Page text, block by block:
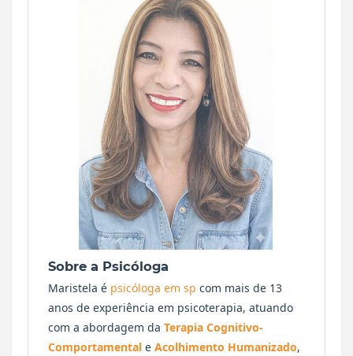
Sobre a Psicóloga
Maristela é psicóloga em sp com mais de 13
anos de experiência em psicoterapia, atuando
com a abordagem da Terapia Cognitivo-
Comportamental e Acolhimento Humanizado,